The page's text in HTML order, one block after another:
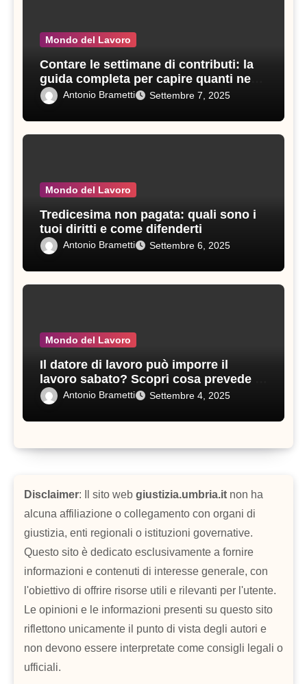
Mondo del Lavoro
Contare le settimane di contributi: la
guida completa per capire quanti ne
servono in un anno
Antonio Brametti Settembre 7, 2025
Mondo del Lavoro
Tredicesima non pagata: quali sono i
tuoi diritti e come difenderti
Antonio Brametti Settembre 6, 2025
Mondo del Lavoro
Il datore di lavoro può imporre il
lavoro sabato? Scopri cosa prevede il
contratto di lavoro
Antonio Brametti Settembre 4, 2025
Disclaimer: Il sito web giustizia.umbria.it non ha
alcuna affiliazione o collegamento con organi di
giustizia, enti regionali o istituzioni governative.
Questo sito è dedicato esclusivamente a fornire
informazioni e contenuti di interesse generale, con
l'obiettivo di offrire risorse utili e rilevanti per l'utente.
Le opinioni e le informazioni presenti su questo sito
riflettono unicamente il punto di vista degli autori e
non devono essere interpretate come consigli legali o
ufficiali.